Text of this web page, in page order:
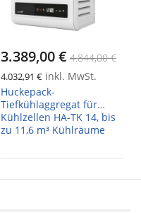
3.389,00 € 4.844,00 €
4.032,91 € inkl. MwSt.
Huckepack-
Tiefkühlaggregat für
Kühlzellen HA-TK 14, bis
zu 11,6 m³ Kühlräume